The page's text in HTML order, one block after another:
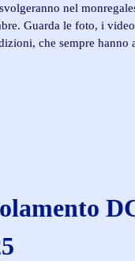
nel
Guarda le foto, i
che sempre hanno